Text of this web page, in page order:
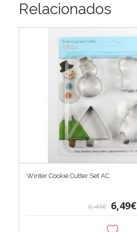
Relacionados
Winter Cookie Cutter Set AC
6,49€ 6,49€